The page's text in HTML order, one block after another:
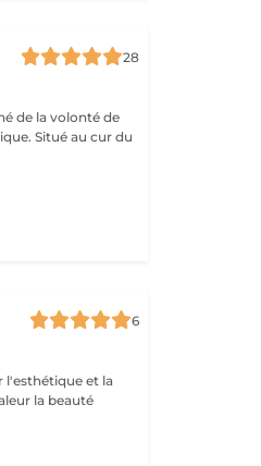
28
de la volonté de
Situé au cur du
6
la beauté